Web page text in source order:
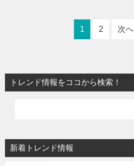
1 2 次へ
トレンド情報をココから検索！
新着トレンド情報